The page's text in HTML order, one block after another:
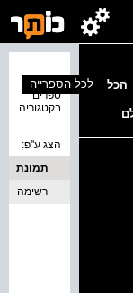
הכל
ספרים
בקטגוריה
לכל הספרייה
הצג ע''פ:
תמונת
כריכה
רשימה